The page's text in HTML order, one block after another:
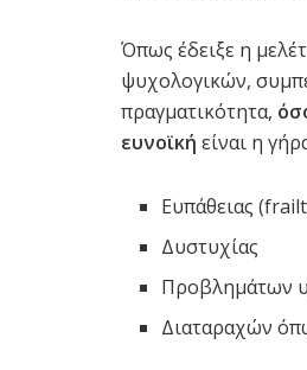
Όπως έδειξε η
ψυχολογικών,
πραγματικότητα,
ευνοϊκή είναι η
Ευπάθειας
Δυστυχίας
Προβλημάτων
Διαταραχών